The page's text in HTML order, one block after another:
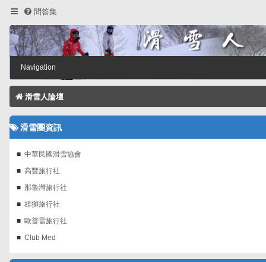
問答集
Navigation
滑雪人論壇
滑雪團資訊
中華民國滑雪協會
高豐旅行社
那魯灣旅行社
雄獅旅行社
歐普雷旅行社
Club Med